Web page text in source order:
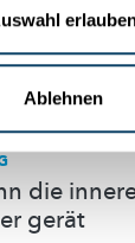
Ablehnen
die
gerät